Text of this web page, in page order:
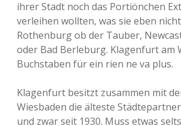
ihrer Stadt noch das Portiönchen
verleihen wollten, was sie eben
Rothenburg ob der Tauber,
oder Bad Berleburg. Klagenfurt am
Buchstaben für ein rien ne va plus.
Klagenfurt besitzt zusammen mit
Wiesbaden die älteste
und zwar seit 1930. Muss etwas